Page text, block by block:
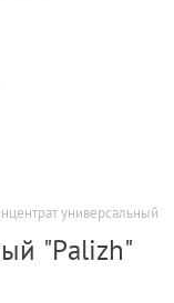
универсальный
"Palizh"